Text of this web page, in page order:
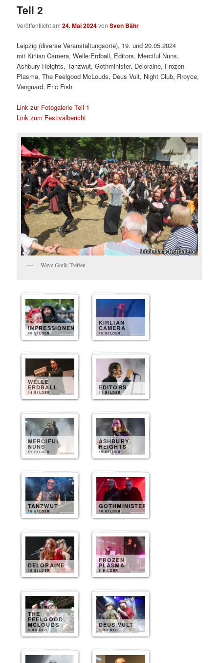
Teil 2
Veröffentlicht am24. Mai 2024vonSven Bähr
Leipzig (diverse Veranstaltungsorte), 19. und 20.05.2024
mit Kirlian Camera, Welle:Erdball, Editors, Merciful Nuns,
Ashbury Heights, Tanzwut, Gothminister, Deloraine, Frozen
Plasma, The Feelgood McLouds, Deus Vult, Night Club, Rroyce,
Vanguard, Eric Fish
Link zur Fotogalerie Teil 1
Link zum Festivalbericht
Wave Gotik Treffen
IMPRESSIONEN
40 BILDER
KIRLIAN
CAMERA
15 BILDER
WELLE
ERDBALL
14 BILDER
EDITORS
11 BILDER
MERCIFUL
NUNS
11 BILDER
ASHBURY
HEIGHTS
10 BILDER
TANZWUT
10 BILDER
GOTHMINISTER
10 BILDER
DELORAINE
10 BILDER
FROZEN
PLASMA
8 BILDER
THE
FEELGOOD
MCLOUDS
8 BILDER
DEUS VULT
8 BILDER